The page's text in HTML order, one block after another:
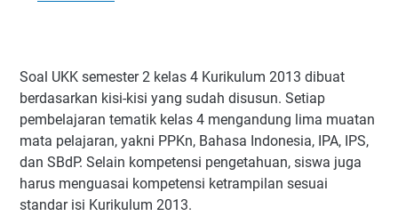
Soal UKK semester 2 kelas 4 Kurikulum 2013 dibuat
berdasarkan kisi-kisi yang sudah disusun. Setiap
pembelajaran tematik kelas 4 mengandung lima muatan
mata pelajaran, yakni PPKn, Bahasa Indonesia, IPA, IPS,
dan SBdP. Selain kompetensi pengetahuan, siswa juga
harus menguasai kompetensi ketrampilan sesuai
standar isi Kurikulum 2013.